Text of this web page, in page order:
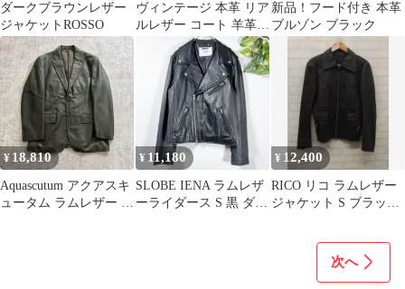
ダークブラウンレザー
ジャケットROSSO
ヴィンテージ 本革 リア
ルレザー コート 羊革
シープスキン
新品！フード付き 本革
ブルゾン ブラック
¥ 18,810
Aquascutum アクアスキ
ュータム ラムレザー テ
¥ 11,180
SLOBE IENA ラムレザ
ーライダース S 黒 ダブ
¥ 12,400
RICO リコ ラムレザー
ジャケット S ブラッ
次へ